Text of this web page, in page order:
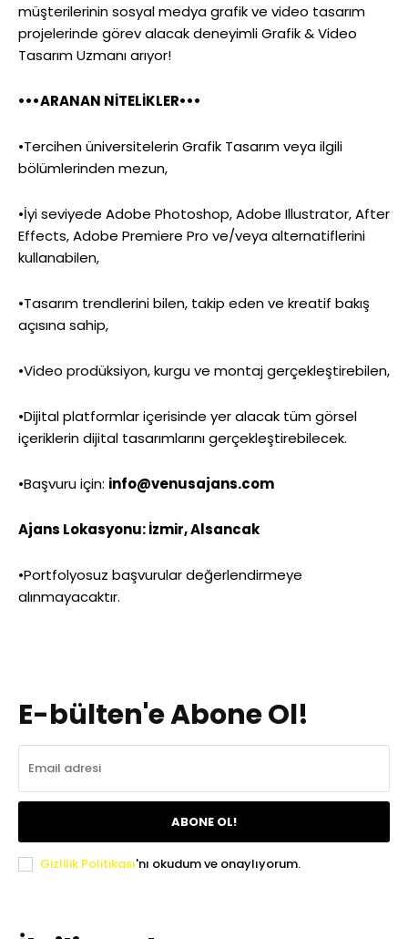
müşterilerinin sosyal medya grafik ve video tasarım
projelerinde görev alacak deneyimli Grafik & Video
Tasarım Uzmanı arıyor!
•••ARANAN NİTELİKLER•••
•Tercihen üniversitelerin Grafik Tasarım veya ilgili
bölümlerinden mezun,
•İyi seviyede Adobe Photoshop, Adobe Illustrator, After
Effects, Adobe Premiere Pro ve/veya alternatiflerini
kullanabilen,
•Tasarım trendlerini bilen, takip eden ve kreatif bakış
açısına sahip,
•Video prodüksiyon, kurgu ve montaj gerçekleştirebilen,
•Dijital platformlar içerisinde yer alacak tüm görsel
içeriklerin dijital tasarımlarını gerçekleştirebilecek.
•Başvuru için: info@venusajans.com
Ajans Lokasyonu: İzmir, Alsancak
•Portfolyosuz başvurular değerlendirmeye
alınmayacaktır.
E-bülten'e Abone Ol!
ABONE OL!
Gizlilik Politikası'nı okudum ve onaylıyorum.